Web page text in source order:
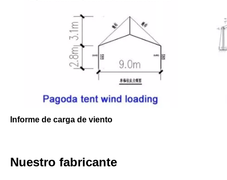
Informe de carga de viento
Nuestro fabricante